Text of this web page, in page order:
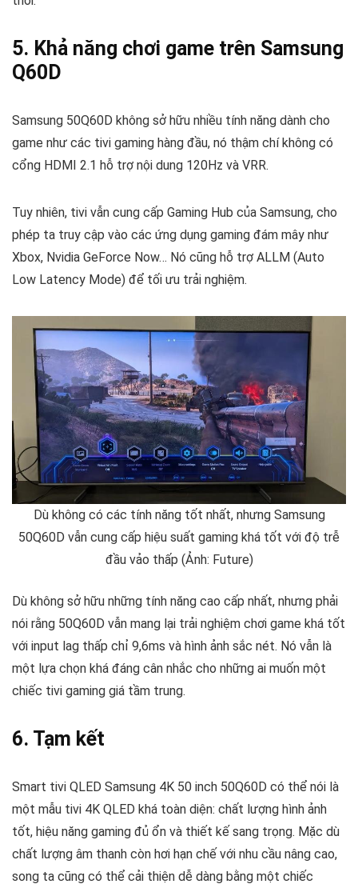
5. Khả năng chơi game trên Samsung
Q60D
Samsung 50Q60D không sở hữu nhiều tính năng dành cho
game như các tivi gaming hàng đầu, nó thậm chí không có
cổng HDMI 2.1 hỗ trợ nội dung 120Hz và VRR.
Tuy nhiên, tivi vẫn cung cấp Gaming Hub của Samsung, cho
phép ta truy cập vào các ứng dụng gaming đám mây như
Xbox, Nvidia GeForce Now… Nó cũng hỗ trợ ALLM (Auto
Low Latency Mode) để tối ưu trải nghiệm.
Dù không có các tính năng tốt nhất, nhưng Samsung
50Q60D vẫn cung cấp hiệu suất gaming khá tốt với độ trễ
đầu vảo thấp (Ảnh: Future)
Dù không sở hữu những tính năng cao cấp nhất, nhưng phải
nói rằng 50Q60D vẫn mang lại trải nghiệm chơi game khá tốt
với input lag thấp chỉ 9,6ms và hình ảnh sắc nét. Nó vẫn là
một lựa chọn khá đáng cân nhắc cho những ai muốn một
chiếc tivi gaming giá tầm trung.
6. Tạm kết
Smart tivi QLED Samsung 4K 50 inch 50Q60D có thể nói là
một mẫu tivi 4K QLED khá toàn diện: chất lượng hình ảnh
tốt, hiệu năng gaming đủ ổn và thiết kế sang trọng. Mặc dù
chất lượng âm thanh còn hơi hạn chế với nhu cầu nâng cao,
song ta cũng có thể cải thiện dễ dàng bằng một chiếc